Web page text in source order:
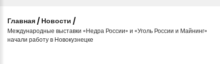
Главная / Новости /
Международные выставки «Недра России» и «Уголь России и Майнинг»
начали работу в Новокузнецке